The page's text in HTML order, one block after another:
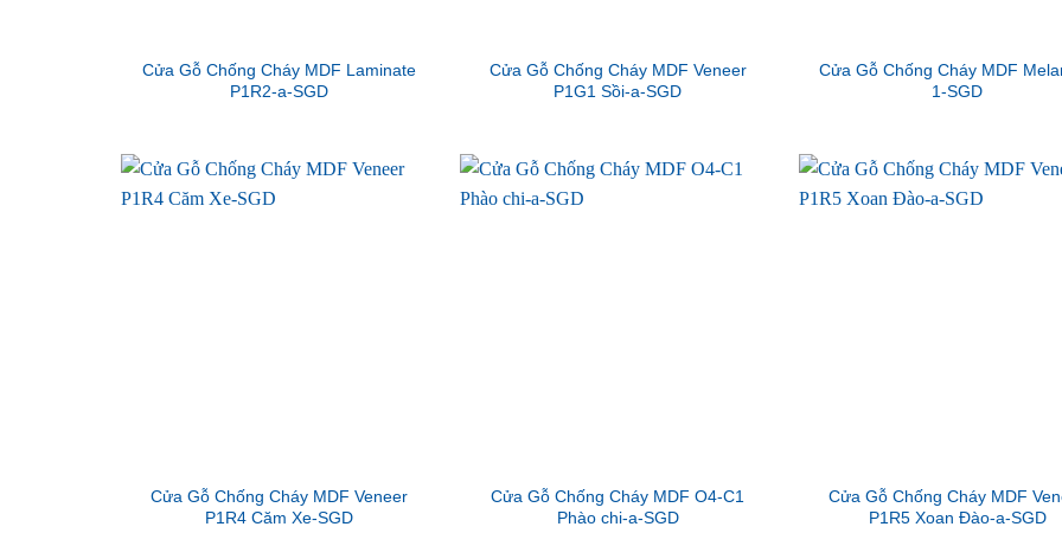
Cửa Gỗ Chống Cháy MDF Laminate
P1R2-a-SGD
Cửa Gỗ Chống Cháy MDF Veneer
P1G1 Sồi-a-SGD
Cửa Gỗ Chống Cháy MDF
1-SGD
Cửa Gỗ Chống Cháy MDF Veneer
P1R4 Căm Xe-SGD
Cửa Gỗ Chống Cháy MDF O4-C1
Phào chi-a-SGD
Cửa Gỗ Chống Cháy MDF
P1R5 Xoan Đào-a-SGD